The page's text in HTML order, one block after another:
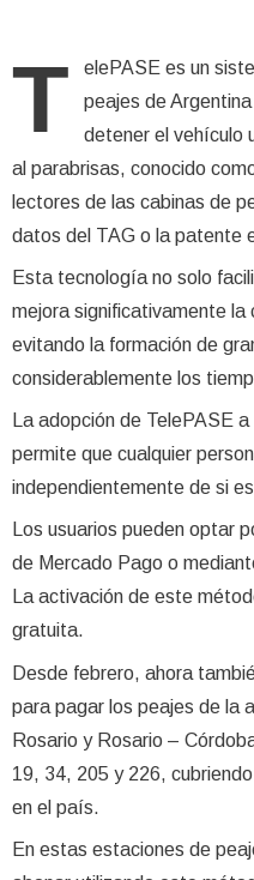
T
elePASE es un
peajes de
detener el vehículo
al parabrisas, conocido
lectores de las cabinas de
datos del TAG o la patente
Esta tecnología no solo
mejora significativamente la
evitando la formación de
considerablemente los
La adopción de TelePASE
permite que cualquier
independientemente de si
Los usuarios pueden optar
de Mercado Pago o
La activación de este
gratuita.
Desde febrero, ahora
para pagar los peajes de la
Rosario y Rosario –
19, 34, 205 y 226,
en el país.
En estas estaciones de